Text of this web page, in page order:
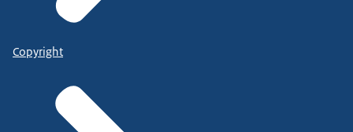
Copyright